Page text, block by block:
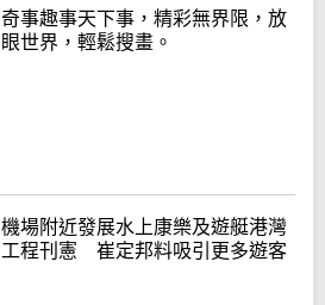
奇事趣事天下事，精彩無界限，放
眼世界，輕鬆搜畫。
機場附近發展水上康樂及遊艇港灣
工程刊憲 崔定邦料吸引更多遊客